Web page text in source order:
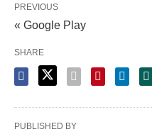
PREVIOUS
« Google Play
SHARE
PUBLISHED BY